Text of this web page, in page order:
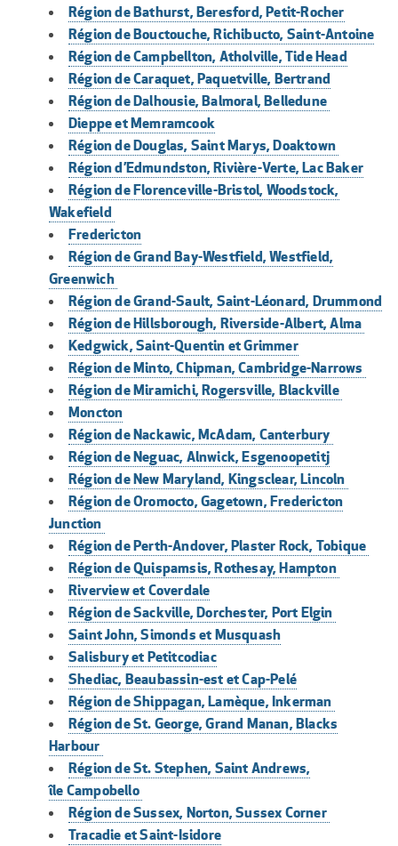
Région de Bathurst, Beresford, Petit-Rocher
Région de Bouctouche, Richibucto, Saint-Antoine
Région de Campbellton, Atholville, Tide Head
Région de Caraquet, Paquetville, Bertrand
Région de Dalhousie, Balmoral, Belledune
Dieppe et Memramcook
Région de Douglas, Saint Marys, Doaktown
Région d’Edmundston, Rivière-Verte, Lac Baker
Région de Florenceville-Bristol, Woodstock,
Wakefield
Fredericton
Région de Grand Bay-Westfield, Westfield,
Greenwich
Région de Grand-Sault, Saint-Léonard, Drummond
Région de Hillsborough, Riverside-Albert, Alma
Kedgwick, Saint-Quentin et Grimmer
Région de Minto, Chipman, Cambridge-Narrows
Région de Miramichi, Rogersville, Blackville
Moncton
Région de Nackawic, McAdam, Canterbury
Région de Neguac, Alnwick, Esgenoopetitj
Région de New Maryland, Kingsclear, Lincoln
Région de Oromocto, Gagetown, Fredericton
Junction
Région de Perth-Andover, Plaster Rock, Tobique
Région de Quispamsis, Rothesay, Hampton
Riverview et Coverdale
Région de Sackville, Dorchester, Port Elgin
Saint John, Simonds et Musquash
Salisbury et Petitcodiac
Shediac, Beaubassin-est et Cap-Pelé
Région de Shippagan, Lamèque, Inkerman
Région de St. George, Grand Manan, Blacks
Harbour
Région de St. Stephen, Saint Andrews,
île Campobello
Région de Sussex, Norton, Sussex Corner
Tracadie et Saint-Isidore